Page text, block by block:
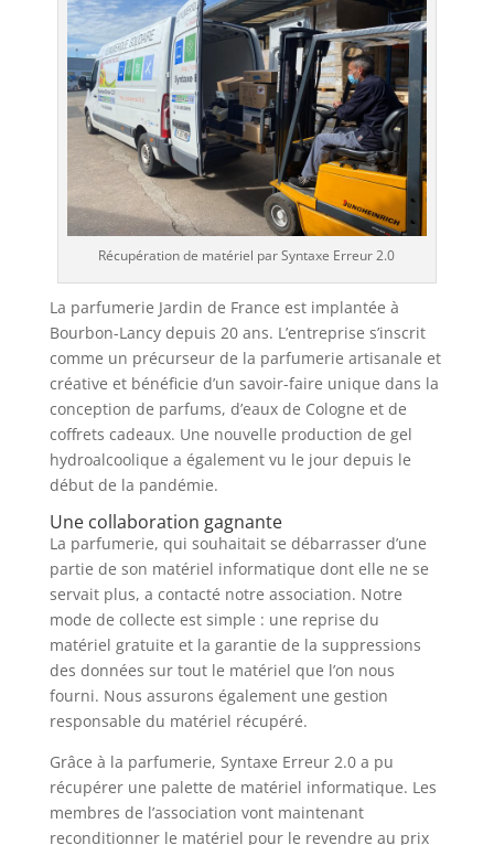
Récupération de matériel par Syntaxe Erreur 2.0
La parfumerie Jardin de France est implantée à
Bourbon-Lancy depuis 20 ans. L’entreprise s’inscrit
comme un précurseur de la parfumerie artisanale et
créative et bénéficie d’un savoir-faire unique dans la
conception de parfums, d’eaux de Cologne et de
coffrets cadeaux. Une nouvelle production de gel
hydroalcoolique a également vu le jour depuis le
début de la pandémie.
Une collaboration gagnante
La parfumerie, qui souhaitait se débarrasser d’une
partie de son matériel informatique dont elle ne se
servait plus, a contacté notre association. Notre
mode de collecte est simple : une reprise du
matériel gratuite et la garantie de la suppressions
des données sur tout le matériel que l’on nous
fourni. Nous assurons également une gestion
responsable du matériel récupéré.
Grâce à la parfumerie, Syntaxe Erreur 2.0 a pu
récupérer une palette de matériel informatique. Les
membres de l’association vont maintenant
reconditionner le matériel pour le revendre au prix